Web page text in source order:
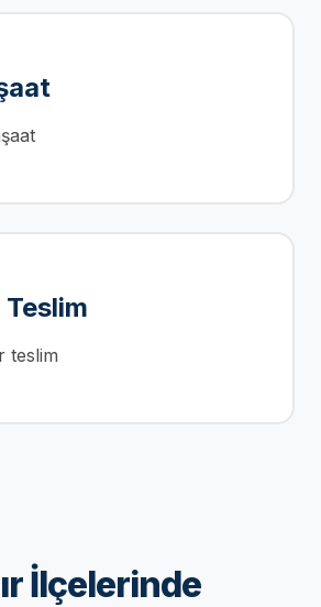
teslim
İlçelerinde